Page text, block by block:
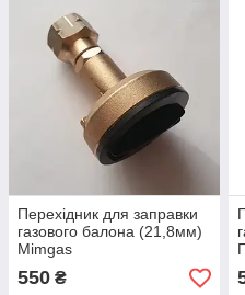
Перехідник для заправки
газового балона (21,8мм)
Mimgas
550 ₴